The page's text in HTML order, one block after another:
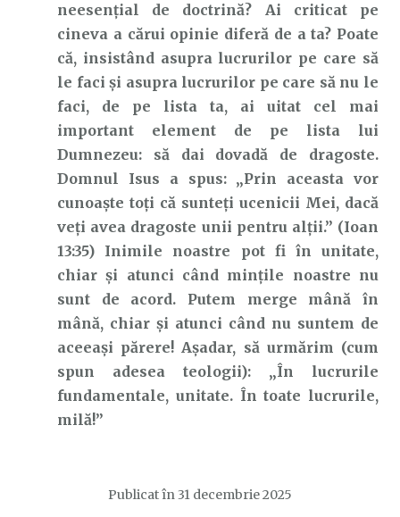
neesențial de doctrină? Ai criticat pe
cineva a cărui opinie diferă de a ta? Poate
că, insistând asupra lucrurilor pe care să
le faci și asupra lucrurilor pe care să nu le
faci, de pe lista ta, ai uitat cel mai
important element de pe lista lui
Dumnezeu: să dai dovadă de dragoste.
Domnul Isus a spus: „Prin aceasta vor
cunoaşte toţi că sunteţi ucenicii Mei, dacă
veţi avea dragoste unii pentru alţii.” (Ioan
13:35) Inimile noastre pot fi în unitate,
chiar și atunci când mințile noastre nu
sunt de acord. Putem merge mână în
mână, chiar și atunci când nu suntem de
aceeași părere! Așadar, să urmărim (cum
spun adesea teologii): „În lucrurile
fundamentale, unitate. În toate lucrurile,
milă!”
Publicat în 31 decembrie 2025